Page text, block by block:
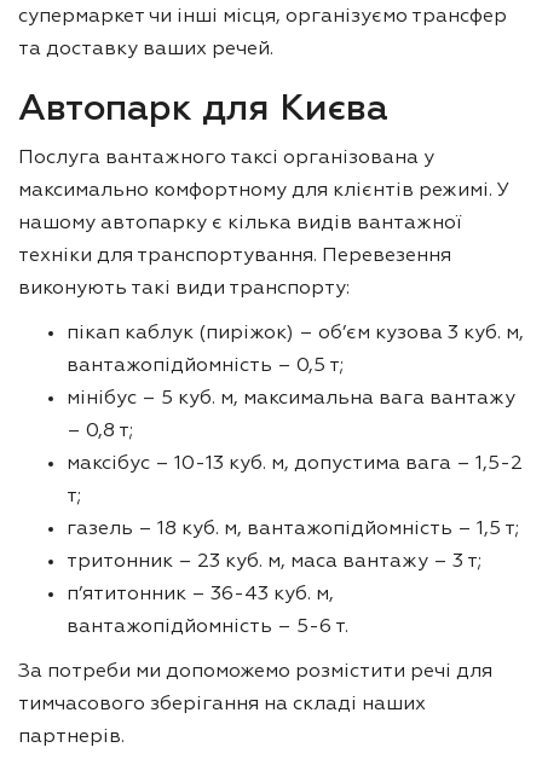
супермаркет чи інші місця, організуємо трансфер
та доставку ваших речей.
Автопарк для Києва
Послуга вантажного таксі організована у
максимально комфортному для клієнтів режимі. У
нашому автопарку є кілька видів вантажної
техніки для транспортування. Перевезення
виконують такі види транспорту:
пікап каблук (пиріжок) – об’єм кузова 3 куб. м,
вантажопідйомність – 0,5 т;
мінібус – 5 куб. м, максимальна вага вантажу
– 0,8 т;
максібус – 10-13 куб. м, допустима вага – 1,5-2
т;
газель – 18 куб. м, вантажопідйомність – 1,5 т;
тритонник – 23 куб. м, маса вантажу – 3 т;
п’ятитонник – 36-43 куб. м,
вантажопідйомність – 5-6 т.
За потреби ми допоможемо розмістити речі для
тимчасового зберігання на складі наших
партнерів.